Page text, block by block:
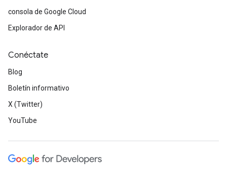
consola de Google Cloud
Explorador de API
Conéctate
Blog
Boletín informativo
X (Twitter)
YouTube